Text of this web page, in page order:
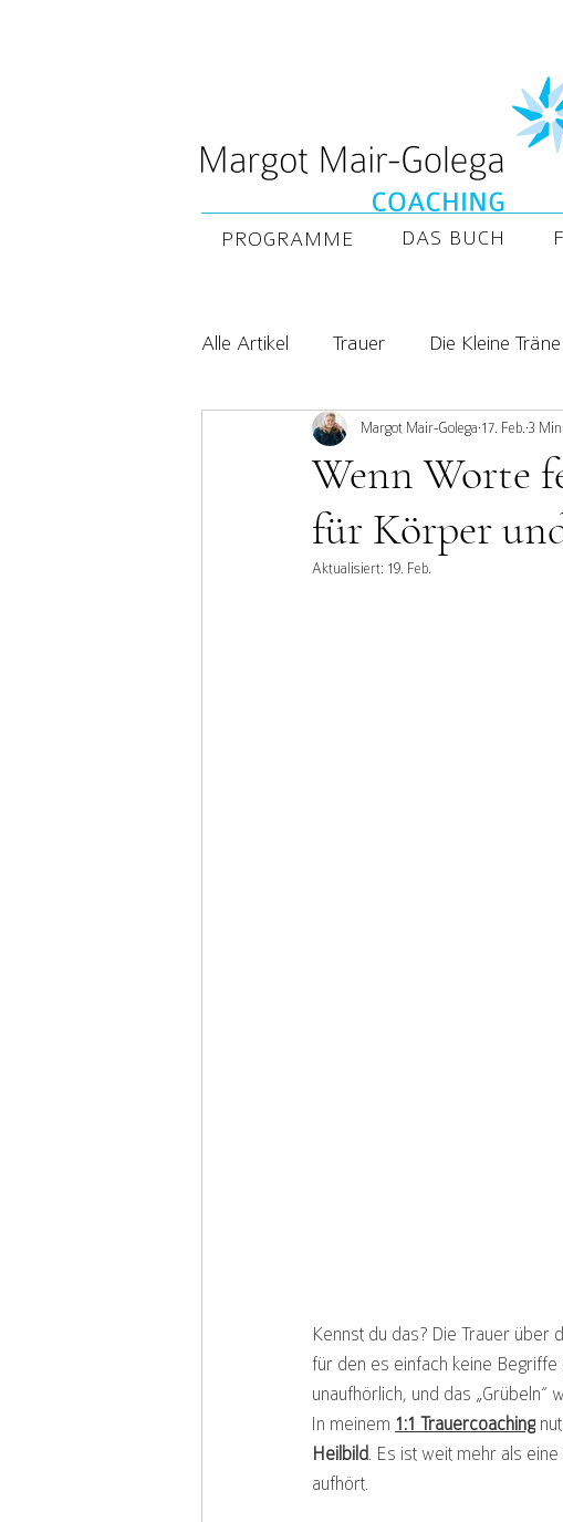
PROGRAMME DAS BUCH
Alle Artikel Trauer Die Kleine Träne
Wenn Worte
für Körper
Margot Mair-Golega 17. Feb. 3
Aktualisiert: 19. Feb.
Kennst du das? Die Trauer über
für den es einfach keine Begriffe
unaufhörlich, und das „Grübeln“
In meinem 1:1 Trauercoaching
Heilbild. Es ist weit mehr als
aufhört.